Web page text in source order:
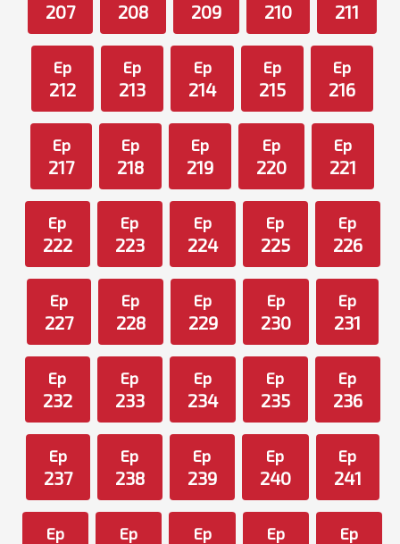
207 208 209 210 211
Ep
212
Ep
213
Ep
214
Ep
215
Ep
216
Ep
217
Ep
218
Ep
219
Ep
220
Ep
221
Ep
222
Ep
223
Ep
224
Ep
225
Ep
226
Ep
227
Ep
228
Ep
229
Ep
230
Ep
231
Ep
232
Ep
233
Ep
234
Ep
235
Ep
236
Ep
237
Ep
238
Ep
239
Ep
240
Ep
241
Ep Ep Ep Ep Ep